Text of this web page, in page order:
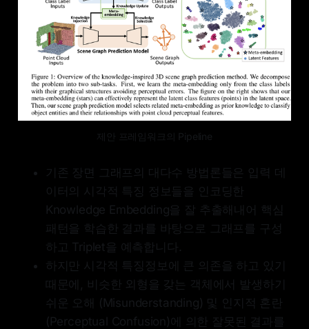
제안 프레임워크의 Pipeline
기존 장면 그래프의 대다수 방법론들은 입력 데
이터의 시각적 특징 정보들을 인코딩한
Knowledge Embedding을 잘 추출해내어 핵심
패턴을 학습한 결과를 바탕으로 그래프를 구성
하고 Triplet을 예측합니다.
하지만 시각적 특징정보에 큰 의존을 하고 있기
때문에, 비슷한 외형을 갖는 객체에서 발생하기
쉬운 오해 (Misunderstanding) 및 인지적 혼란
(Perceptual Confusion)에 의한 잘못된 결과를